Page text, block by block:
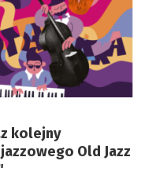
kolejny
Old Jazz